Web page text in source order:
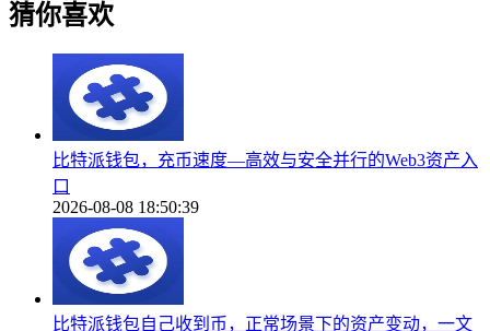
猜你喜欢
比特派钱包，充币速度—高效与安全并行的Web3资产入
口
2026-08-08 18:50:39
比特派钱包自己收到币，正常场景下的资产变动，一文